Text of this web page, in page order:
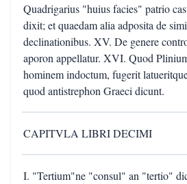
Quadrigarius "huius facies" patrio
dixit; et quaedam alia adposita de
declinationibus. XV. De genere
aporon appellatur. XVI. Quod
hominem indoctum, fugerit
quod antistrephon Graeci dicunt.
CAPITVLA LIBRI DECIMI
I. "Tertium"ne "consul" an "tertio"